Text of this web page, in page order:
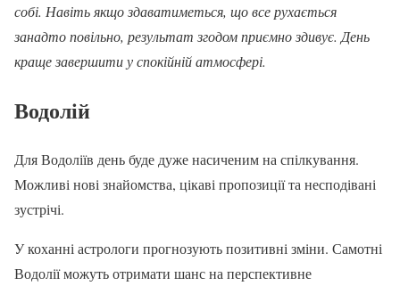
собі. Навіть якщо здаватиметься, що все рухається
занадто повільно, результат згодом приємно здивує. День
краще завершити у спокійній атмосфері.
Водолій
Для Водоліїв день буде дуже насиченим на спілкування.
Можливі нові знайомства, цікаві пропозиції та несподівані
зустрічі.
У коханні астрологи прогнозують позитивні зміни. Самотні
Водолії можуть отримати шанс на перспективне